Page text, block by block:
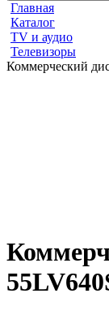
Главная
Каталог
TV и аудио
Телевизоры
Коммерческий